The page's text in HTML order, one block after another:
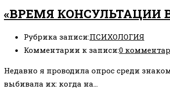
«ВРЕМЯ КОНСУЛЬТАЦИИ
Рубрика записи:ПСИХОЛОГИЯ
Комментарии к записи:0
Недавно я проводила опрос среди
выбивала их: когда на…